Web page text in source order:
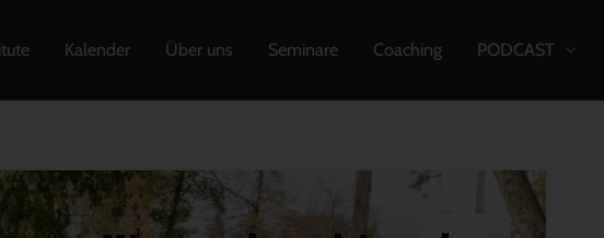
Kalender Über uns Seminare Coaching PODCAST